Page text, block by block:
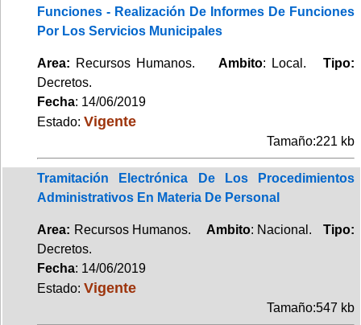
Funciones - Realización De Informes De Funciones
Por Los Servicios Municipales
Area: Recursos Humanos. Ambito: Local.Tipo:
Decretos.
Fecha: 14/06/2019
Estado: Vigente
Tamaño:221 kb
Tramitación Electrónica De Los Procedimientos
Administrativos En Materia De Personal
Area: Recursos Humanos. Ambito: Nacional.Tipo:
Decretos.
Fecha: 14/06/2019
Estado: Vigente
Tamaño:547 kb